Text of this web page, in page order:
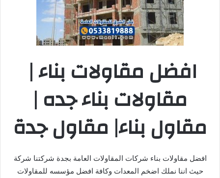
مقاولات بناء جده |
مقاول بناء| مقاول جدة
افضل مقاولات بناء شركات المقاولات العامة بجدة شركتنا شركة
حيث اننا نملك اضخم المعدات وكافة افضل مؤسسه للمقاولات